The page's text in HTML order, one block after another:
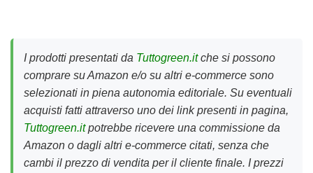
I prodotti presentati da Tuttogreen.itche si possono
comprare su Amazon e/o su altri e-commerce sono
selezionati in piena autonomia editoriale. Su eventuali
acquisti fatti attraverso uno dei link presenti in pagina,
Tuttogreen.itpotrebbe ricevere una commissione da
Amazon o dagli altri e-commerce citati, senza che
cambi il prezzo di vendita per il cliente finale. I prezzi